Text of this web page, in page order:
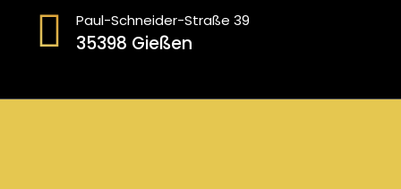
e
r
i
Paul-Schneider-Straße 39
35398 Gießen